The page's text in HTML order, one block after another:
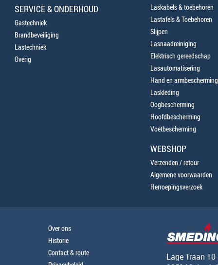
SERVICE & ONDERHOUD
Gastechniek
Brandbeveiliging
Lastechniek
Overig
Laskabels & toebehoren
Lastafels & Toebehoren
Slijpen
Lasnaadreiniging
Elektrisch gereedschap
Lasautomatisering
Hand en armbescherming
Laskleding
Oogbescherming
Hoofdbescherming
Voetbescherming
WEBSHOP
Verzenden / retour
Algemene voorwaarden
Herroepingsverzoek
Over ons
Historie
Contact & route
Lage Traan 10